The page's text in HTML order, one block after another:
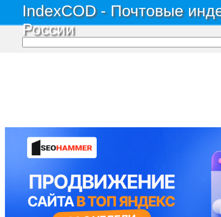
IndexCOD - Почтовые
России